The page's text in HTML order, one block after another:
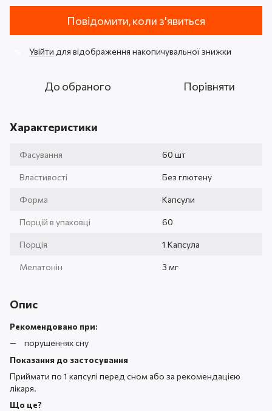
Повідомити, коли з'явиться
Увійти для відображення накопичувальної знижки
До обраного Порівняти
Характеристики
Фасування 60 шт
Властивості Без глютену
Форма Капсули
Порцій в упаковці 60
Порція 1 Капсула
Мелатонін 3 мг
Опис
Рекомендовано при:
порушеннях сну
Показання до застосування
Приймати по 1 капсулі перед сном або за рекомендацією
лікаря.
Що це?